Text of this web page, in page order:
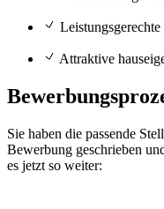
Attraktive
Sie haben die passende
Bewerbung geschrieben
es jetzt so weiter: